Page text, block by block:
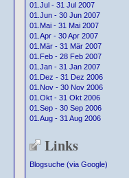
01.Jul - 31 Jul 2007
01.Jun - 30 Jun 2007
01.Mai - 31 Mai 2007
01.Apr - 30 Apr 2007
01.Mär - 31 Mär 2007
01.Feb - 28 Feb 2007
01.Jan - 31 Jan 2007
01.Dez - 31 Dez 2006
01.Nov - 30 Nov 2006
01.Okt - 31 Okt 2006
01.Sep - 30 Sep 2006
01.Aug - 31 Aug 2006
Links
Blogsuche (via Google)